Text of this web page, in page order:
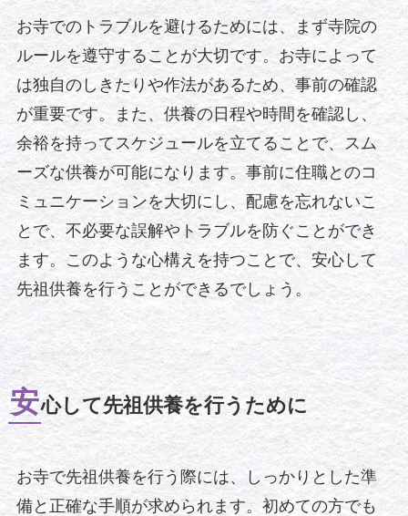
お寺でのトラブルを避けるためには、まず寺院の
ルールを遵守することが大切です。お寺によって
は独自のしきたりや作法があるため、事前の確認
が重要です。また、供養の日程や時間を確認し、
余裕を持ってスケジュールを立てることで、スム
ーズな供養が可能になります。事前に住職とのコ
ミュニケーションを大切にし、配慮を忘れないこ
とで、不必要な誤解やトラブルを防ぐことができ
ます。このような心構えを持つことで、安心して
先祖供養を行うことができるでしょう。
安心して先祖供養を行うために
お寺で先祖供養を行う際には、しっかりとした準
備と正確な手順が求められます。初めての方でも